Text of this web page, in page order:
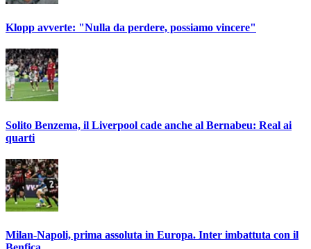
Klopp avverte: "Nulla da perdere, possiamo vincere"
Solito Benzema, il Liverpool cade anche al Bernabeu: Real ai
quarti
Milan-Napoli, prima assoluta in Europa. Inter imbattuta con il